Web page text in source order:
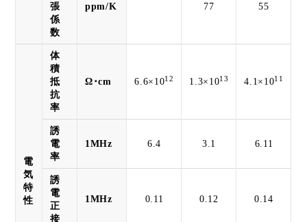
張
係
数
ppm/K 77 55
電
気
特
性
体
積
抵
抗
率
Ω･cm 6.6×1012 1.3×1013 4.1×1011
誘
電
率
1MHz 6.4 3.1 6.11
誘
電
正
接
1MHz 0.11 0.12 0.14